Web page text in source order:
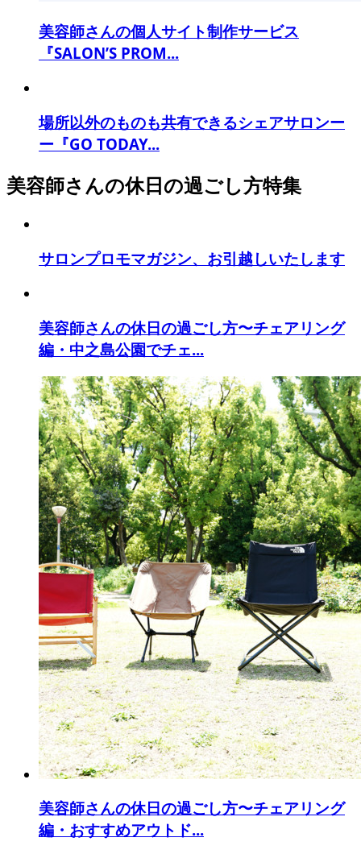
美容師さんの個人サイト制作サービス
『SALON’S PROM...
場所以外のものも共有できるシェアサロンー
ー『GO TODAY...
美容師さんの休日の過ごし方特集
サロンプロモマガジン、お引越しいたします
美容師さんの休日の過ごし方〜チェアリング
編・中之島公園でチェ...
美容師さんの休日の過ごし方〜チェアリング
編・おすすめアウトド...